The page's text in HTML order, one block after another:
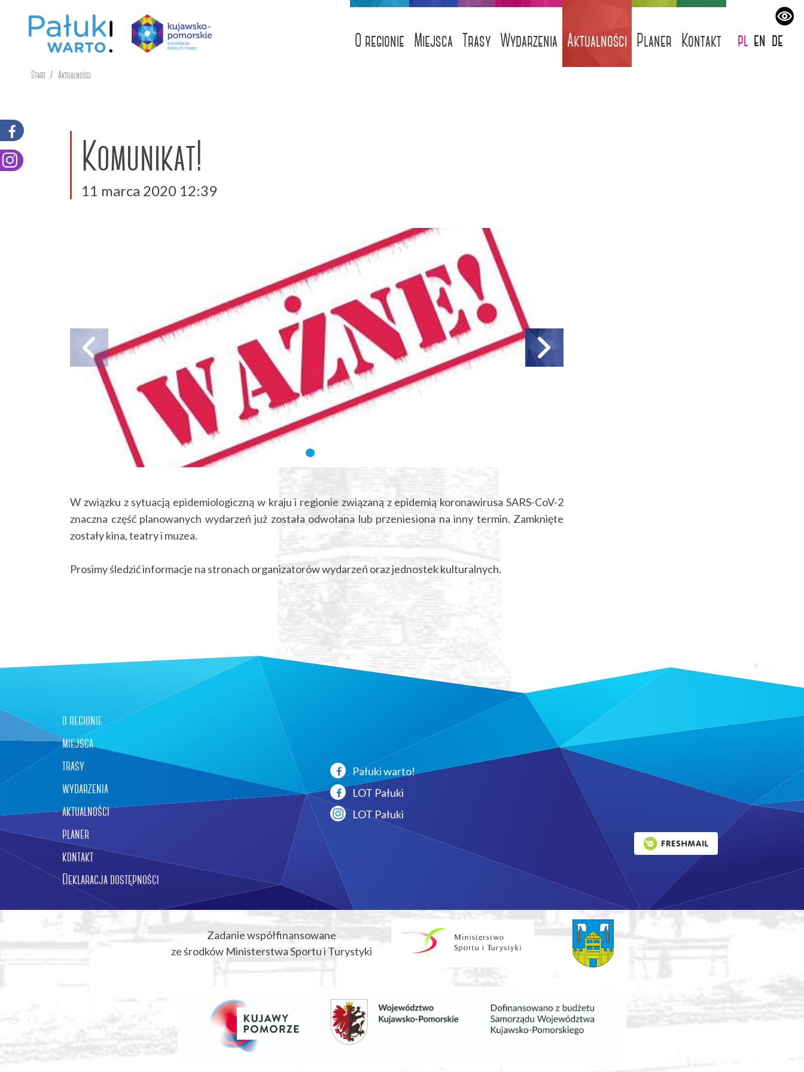
O regionie Miejsca Trasy Wydarzenia Aktualności Planer Kontakt pl en de
Start Aktualności
Komunikat!
11 marca 2020 12:39
W związku z sytuacją epidemiologiczną w kraju i regionie związaną z epidemią koronawirusa SARS-CoV-2
znaczna część planowanych wydarzeń już została odwołana lub przeniesiona na inny termin. Zamknięte
zostały kina, teatry i muzea.
Prosimy śledzić informacje na stronach organizatorów wydarzeń oraz jednostek kulturalnych.
o regionie
miejsca
trasy
wydarzenia
aktualności
planer
kontakt
Deklaracja dostępności
Pałuki warto!
LOT Pałuki
LOT Pałuki
Zadanie współfinansowane
ze środków Ministerstwa Sportu i Turystyki